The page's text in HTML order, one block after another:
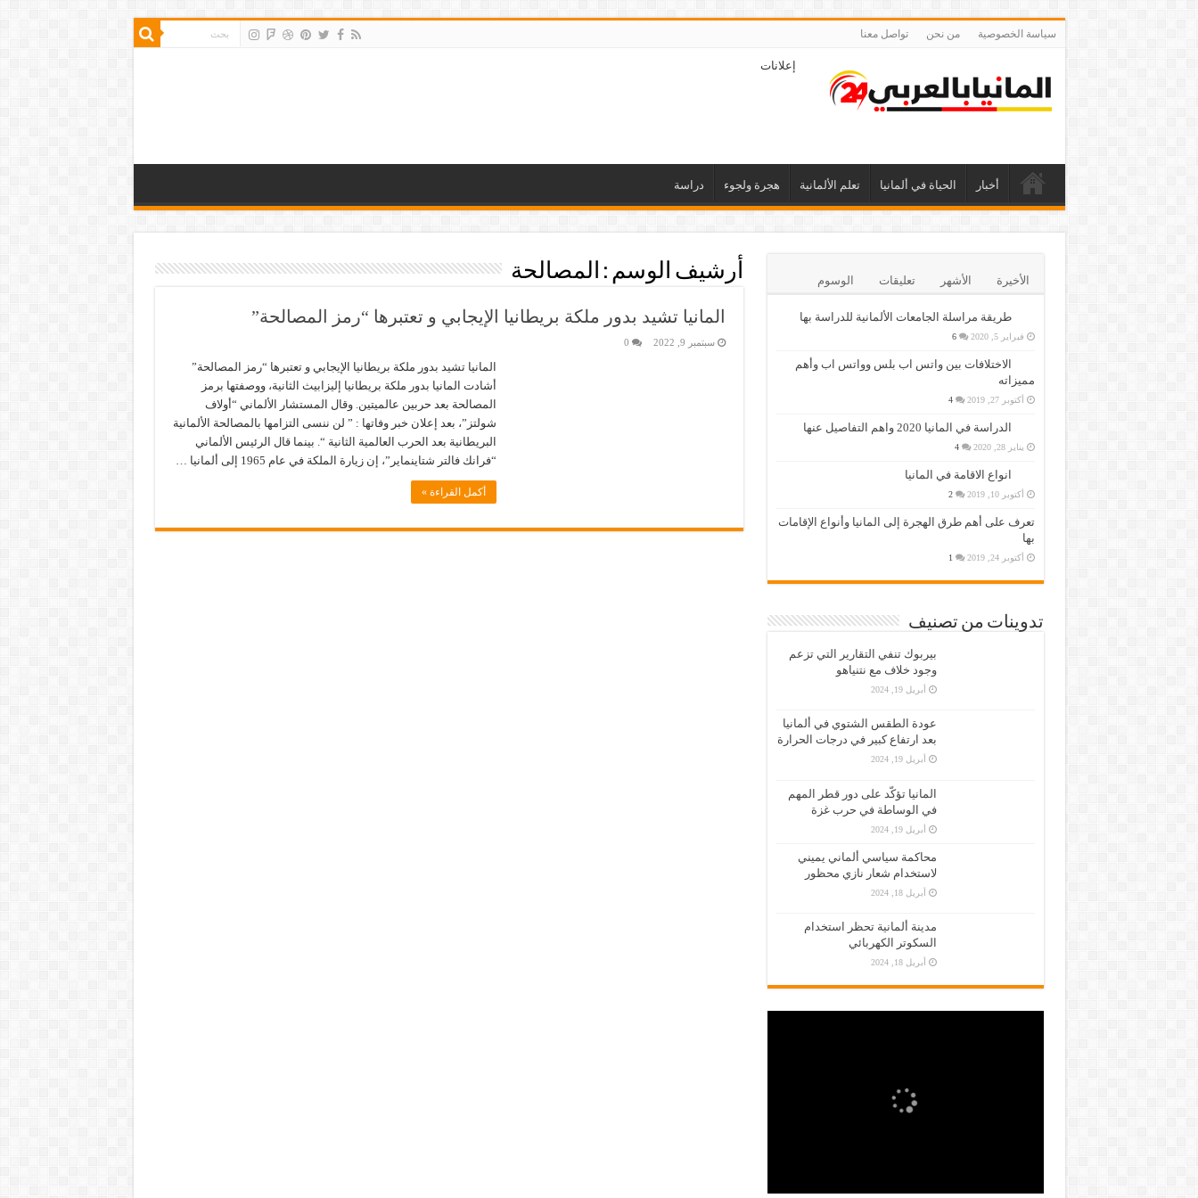
سياسة الخصوصية من نحن تواصل معنا
إعلانات
أخبار الحياة في ألمانيا تعلم الألمانية هجرة ولجوء دراسة
أرشيف الوسم : المصالحة
المانيا تشيد بدور ملكة بريطانيا الإيجابي و تعتبرها “رمز المصالحة”
سبتمبر 9, 2022 0
المانيا تشيد بدور ملكة بريطانيا الإيجابي و تعتبرها “رمز المصالحة”
أشادت المانيا بدور ملكة بريطانيا إليزابيث الثانية، ووصفتها برمز
المصالحة بعد حربين عالميتين. وقال المستشار الألماني “أولاف
شولتز”، بعد إعلان خبر وفاتها : ” لن ننسى التزامها بالمصالحة الألمانية
البريطانية بعد الحرب العالمية الثانية “. بينما قال الرئيس الألماني
“فرانك فالتر شتاينماير”، إن زيارة الملكة في عام 1965 إلى ألمانيا …
أكمل القراءة »
الأخيرة الأشهر تعليقات الوسوم
طريقة مراسلة الجامعات الألمانية للدراسة بها
فبراير 5, 2020 6
الاختلافات بين واتس اب بلس وواتس اب وأهم
مميزاته
أكتوبر 27, 2019 4
الدراسة في المانيا 2020 واهم التفاصيل عنها
يناير 28, 2020 4
انواع الاقامة في المانيا
أكتوبر 10, 2019 2
تعرف على أهم طرق الهجرة إلى المانيا وأنواع الإقامات
بها
أكتوبر 24, 2019 1
تدوينات من تصنيف
بيربوك تنفي التقارير التي تزعم
وجود خلاف مع نتنياهو
أبريل 19, 2024
عودة الطقس الشتوي في ألمانيا
بعد ارتفاع كبير في درجات الحرارة
أبريل 19, 2024
المانيا تؤكّد على دور قطر المهم
في الوساطة في حرب غزة
أبريل 19, 2024
محاكمة سياسي ألماني يميني
لاستخدام شعار نازي محظور
أبريل 18, 2024
مدينة ألمانية تحظر استخدام
السكوتر الكهربائي
أبريل 18, 2024